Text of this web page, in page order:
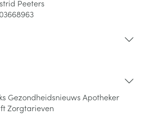
Peeters
Gezondheidsnieuws Apotheker
Zorgtarieven